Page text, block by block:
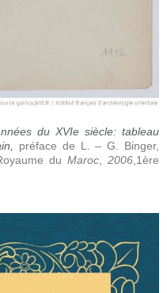
du XVIe siècle: tableau
préface de L. – G. Binger,
duMaroc,2006,1ère